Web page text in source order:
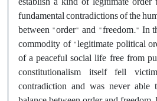
fundamental contradictions of the
between "order" and "freedom." In
commodity of "legitimate political
of a peaceful social life free from
constitutionalism itself fell
contradiction and was never